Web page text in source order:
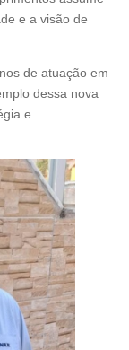
e a visão de
de atuação em
dessa nova
e